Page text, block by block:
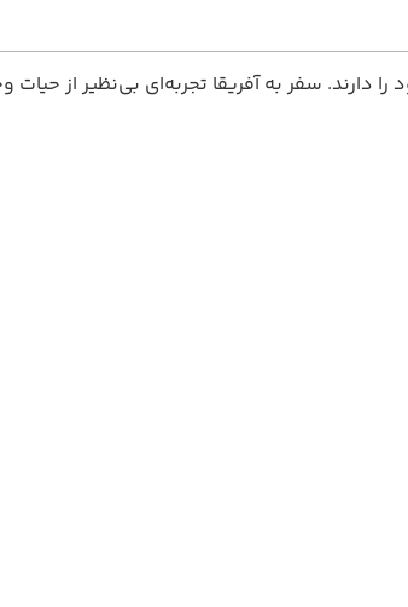
منحصر به فرد خود را دارند. سفر به آفریقا تجربه‌ای